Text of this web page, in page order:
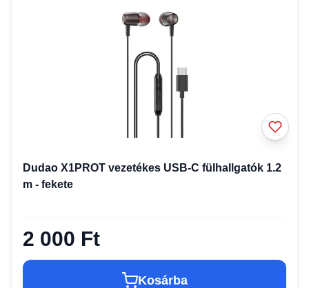
Dudao X1PROT vezetékes USB-C fülhallgatók 1.2
m - fekete
2 000 Ft
Kosárba